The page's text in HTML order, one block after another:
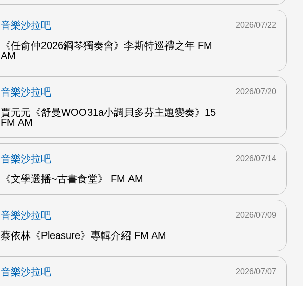
音樂沙拉吧
《任俞仲2026鋼琴獨奏會》李斯特巡禮之年 FM
AM
2026/07/22
音樂沙拉吧
賈元元《舒曼WOO31a小調貝多芬主題變奏》15
FM AM
2026/07/20
音樂沙拉吧
《文學選播~古書食堂》 FM AM
2026/07/14
音樂沙拉吧
蔡依林《Pleasure》專輯介紹 FM AM
2026/07/09
音樂沙拉吧
2026/07/07